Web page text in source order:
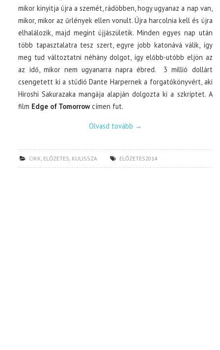
mikor kinyitja újra a szemét, rádöbben, hogy ugyanaz a nap van,
mikor, mikor az űrlények ellen vonult. Újra harcolnia kell és újra
elhalálozik, majd megint újjászületik. Minden egyes nap után
több tapasztalatra tesz szert, egyre jobb katonává válik, így
meg tud változtatni néhány dolgot, így előbb-utóbb eljön az
az idő, mikor nem ugyanarra napra ébred. 3 millió dollárt
csengetett ki a stúdió Dante Harpernek a forgatókönyvért, aki
Hiroshi Sakurazaka mangája alapján dolgozta ki a szkriptet. A
film Edge of Tomorrowcímen fut.
Olvasd tovább →
CIKK, ELŐZETES, KULISSZA ELŐZETES2014